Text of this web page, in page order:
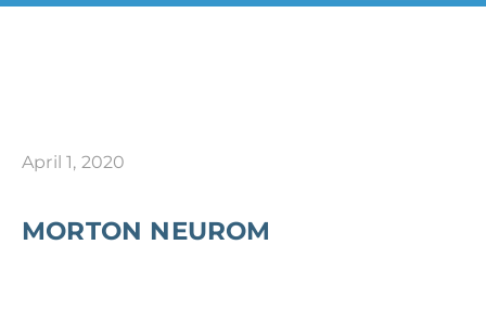
April 1, 2020
MORTON NEUROM